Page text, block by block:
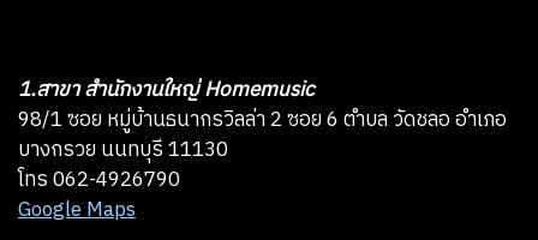
1.สาขา สำนักงานใหญ่ Homemusic
98/1 ซอย หมู่บ้านธนากรวิลล่า 2 ซอย 6 ตำบล วัดชลอ อำเภอ
บางกรวย นนทบุรี 11130
โทร 062-4926790
Google Maps